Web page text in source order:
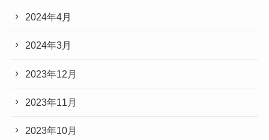
2024年4月
2024年3月
2023年12月
2023年11月
2023年10月